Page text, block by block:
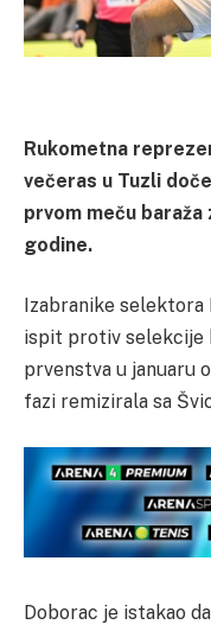
Rukometna
večeras u Tuzli
prvom meču
godine.
Izabranike selektora
ispit protiv selekcije
prvenstva u januaru
fazi remizirala sa
Doborac je istakao